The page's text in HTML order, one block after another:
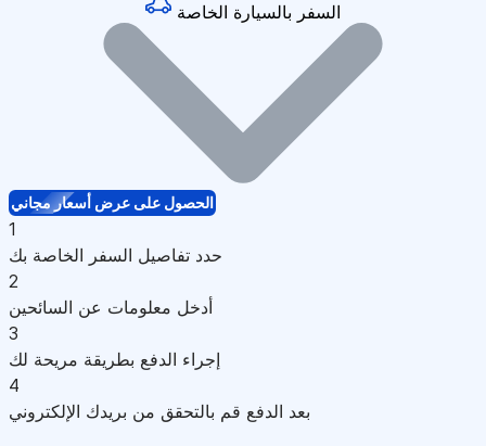
السفر بالسيارة الخاصة
الحصول على عرض أسعار مجاني
1
حدد تفاصيل السفر الخاصة بك
2
أدخل معلومات عن السائحين
3
إجراء الدفع بطريقة مريحة لك
4
بعد الدفع قم بالتحقق من بريدك الإلكتروني